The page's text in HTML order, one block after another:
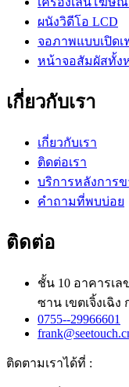
ผนังวิดีโอ LCD
จอภาพแบบเปิดเ
หน้าจอสัมผัสทั้ง
เกี่ยวกับเรา
เกี่ยวกับเรา
ติดต่อเรา
บริการหลังการข
คำถามที่พบบ่อย
ติดต่อ
ชั้น 10 อาคารเ
ซาน เขตเจิ้งเฉิง
0755--29966601
ติดตามเราได้ที่ :